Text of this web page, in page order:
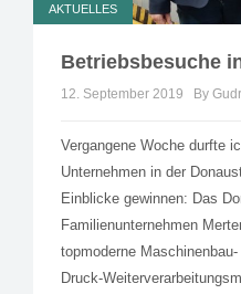
AKTUELLES
Betriebsbesuche
12. September 2019 By
Vergangene Woche durfte
Unternehmen in der
Einblicke gewinnen: Das
Familienunternehmen
topmoderne
Druck-